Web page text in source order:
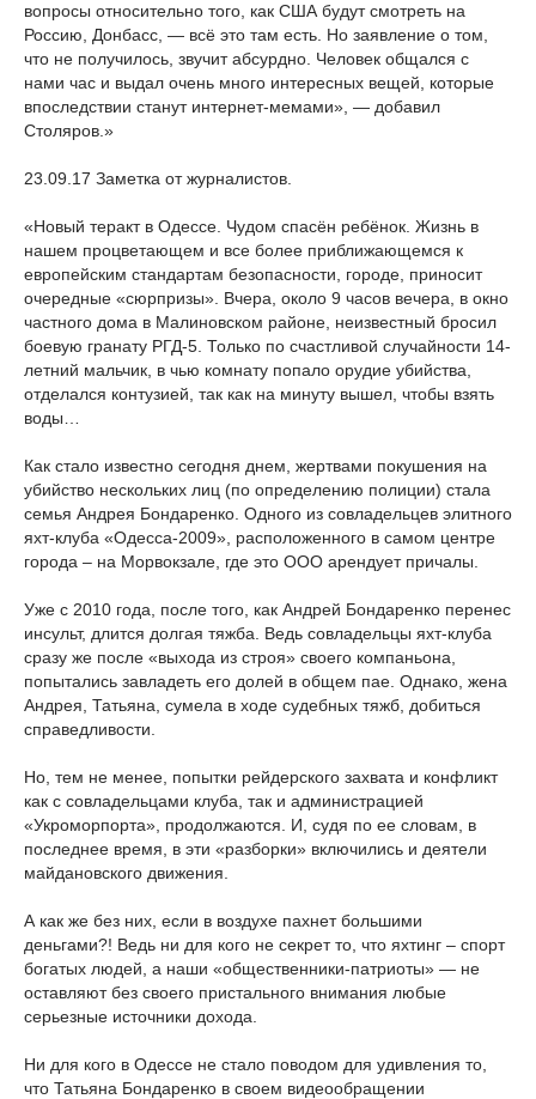
вопросы относительно того, как США будут смотреть на
Россию, Донбасс, — всё это там есть. Но заявление о том,
что не получилось, звучит абсурдно. Человек общался с
нами час и выдал очень много интересных вещей, которые
впоследствии станут интернет-мемами», — добавил
Столяров.»
23.09.17 Заметка от журналистов.
«Новый теракт в Одессе. Чудом спасён ребёнок. Жизнь в
нашем процветающем и все более приближающемся к
европейским стандартам безопасности, городе, приносит
очередные «сюрпризы». Вчера, около 9 часов вечера, в окно
частного дома в Малиновском районе, неизвестный бросил
боевую гранату РГД-5. Только по счастливой случайности 14-
летний мальчик, в чью комнату попало орудие убийства,
отделался контузией, так как на минуту вышел, чтобы взять
воды…
Как стало известно сегодня днем, жертвами покушения на
убийство нескольких лиц (по определению полиции) стала
семья Андрея Бондаренко. Одного из совладельцев элитного
яхт-клуба «Одесса-2009», расположенного в самом центре
города – на Морвокзале, где это ООО арендует причалы.
Уже с 2010 года, после того, как Андрей Бондаренко перенес
инсульт, длится долгая тяжба. Ведь совладельцы яхт-клуба
сразу же после «выхода из строя» своего компаньона,
попытались завладеть его долей в общем пае. Однако, жена
Андрея, Татьяна, сумела в ходе судебных тяжб, добиться
справедливости.
Но, тем не менее, попытки рейдерского захвата и конфликт
как с совладельцами клуба, так и администрацией
«Укроморпорта», продолжаются. И, судя по ее словам, в
последнее время, в эти «разборки» включились и деятели
майдановского движения.
А как же без них, если в воздухе пахнет большими
деньгами?! Ведь ни для кого не секрет то, что яхтинг – спорт
богатых людей, а наши «общественники-патриоты» — не
оставляют без своего пристального внимания любые
серьезные источники дохода.
Ни для кого в Одессе не стало поводом для удивления то,
что Татьяна Бондаренко в своем видеообращении